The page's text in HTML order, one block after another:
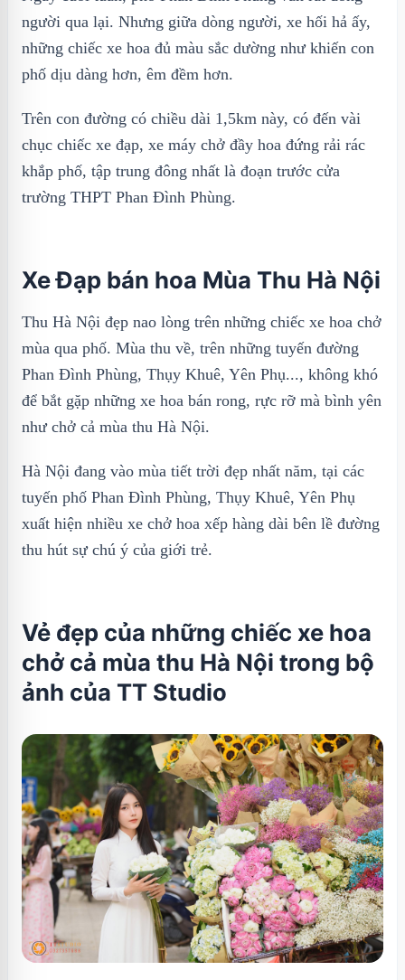
người qua lại. Nhưng giữa dòng người, xe hối hả ấy,
những chiếc xe hoa đủ màu sắc dường như khiến con
phố dịu dàng hơn, êm đềm hơn.
Trên con đường có chiều dài 1,5km này, có đến vài
chục chiếc xe đạp, xe máy chở đầy hoa đứng rải rác
khắp phố, tập trung đông nhất là đoạn trước cửa
trường THPT Phan Đình Phùng.
Xe Đạp bán hoa Mùa Thu Hà Nội
Thu Hà Nội đẹp nao lòng trên những chiếc xe hoa chở
mùa qua phố. Mùa thu về, trên những tuyến đường
Phan Đình Phùng, Thụy Khuê, Yên Phụ..., không khó
để bắt gặp những xe hoa bán rong, rực rỡ mà bình yên
như chở cả mùa thu Hà Nội.
Hà Nội đang vào mùa tiết trời đẹp nhất năm, tại các
tuyến phố Phan Đình Phùng, Thụy Khuê, Yên Phụ
xuất hiện nhiều xe chở hoa xếp hàng dài bên lề đường
thu hút sự chú ý của giới trẻ.
Vẻ đẹp của những chiếc xe hoa
chở cả mùa thu Hà Nội trong bộ
ảnh của TT Studio